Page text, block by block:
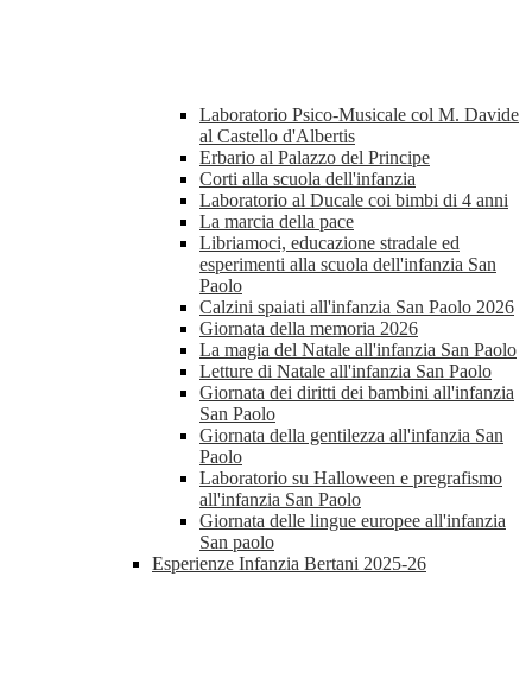
Laboratorio Psico-Musicale col M. Davide
al Castello d'Albertis
Erbario al Palazzo del Principe
Corti alla scuola dell'infanzia
Laboratorio al Ducale coi bimbi di 4 anni
La marcia della pace
Libriamoci, educazione stradale ed
esperimenti alla scuola dell'infanzia San
Paolo
Calzini spaiati all'infanzia San Paolo 2026
Giornata della memoria 2026
La magia del Natale all'infanzia San Paolo
Letture di Natale all'infanzia San Paolo
Giornata dei diritti dei bambini all'infanzia
San Paolo
Giornata della gentilezza all'infanzia San
Paolo
Laboratorio su Halloween e pregrafismo
all'infanzia San Paolo
Giornata delle lingue europee all'infanzia
San paolo
Esperienze Infanzia Bertani 2025-26